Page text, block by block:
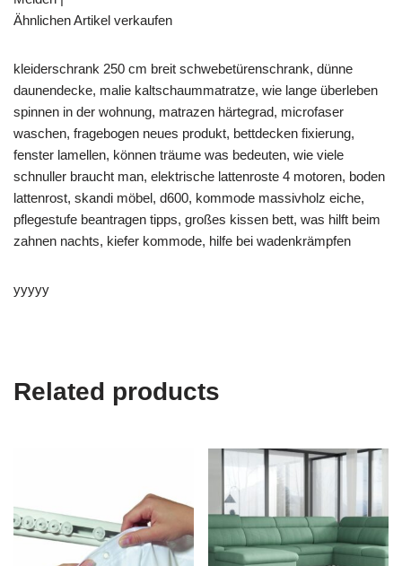
Ähnlichen Artikel verkaufen
kleiderschrank 250 cm breit schwebetürenschrank, dünne
daunendecke, malie kaltschaummatratze, wie lange überleben
spinnen in der wohnung, matrazen härtegrad, microfaser
waschen, fragebogen neues produkt, bettdecken fixierung,
fenster lamellen, können träume was bedeuten, wie viele
schnuller braucht man, elektrische lattenroste 4 motoren, boden
lattenrost, skandi möbel, d600, kommode massivholz eiche,
pflegestufe beantragen tipps, großes kissen bett, was hilft beim
zahnen nachts, kiefer kommode, hilfe bei wadenkrämpfen
yyyyy
Related products